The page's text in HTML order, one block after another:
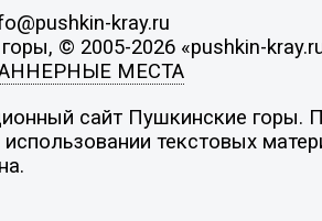
kray.ru
© 2005-2026 «pushkin-
МЕСТА
сайт Пушкинские горы.
текстовых